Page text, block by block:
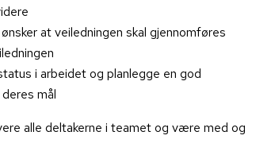
at veiledningen skal gjennomføres
i arbeidet og planlegge en god
mål
alle deltakerne i teamet og være med og